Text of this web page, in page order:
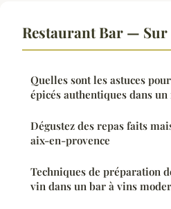
Restaurant Bar — Sur
Quelles sont les astuces
épicés authentiques dans
Dégustez des repas faits
aix-en-provence
Techniques de préparation
vin dans un bar à vins